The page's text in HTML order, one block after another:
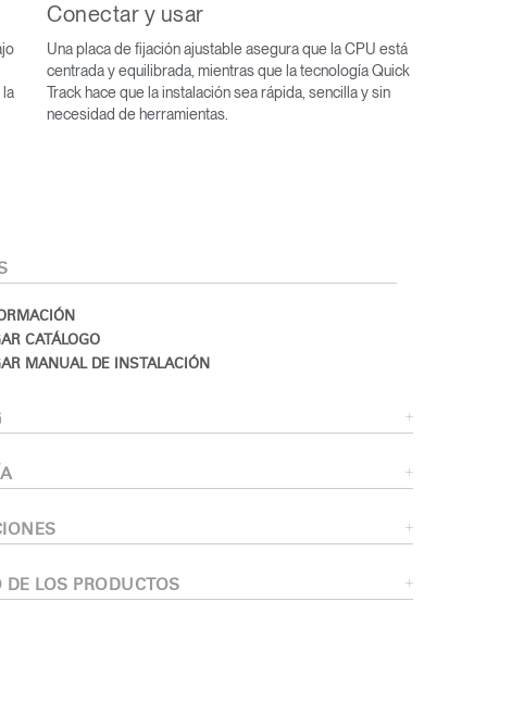
la
Conectar y usar
Una placa de fijación ajustable asegura que la CPU está
centrada y equilibrada, mientras que la tecnología Quick
Track hace que la instalación sea rápida, sencilla y sin
necesidad de herramientas.
CATÁLOGO
MANUAL DE INSTALACIÓN
DE LOS PRODUCTOS